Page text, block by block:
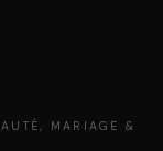
MARIAGE &